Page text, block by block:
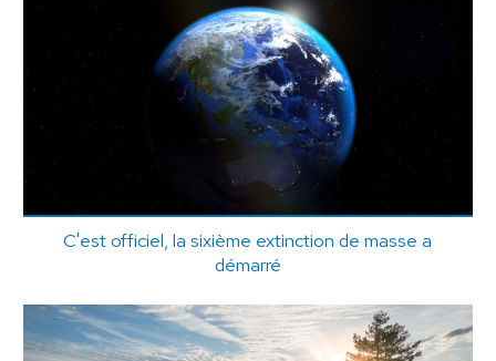
C'est officiel, la sixième extinction de masse a
démarré